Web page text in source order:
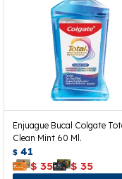
Enjuague Bucal Colgate
Clean Mint 60 Ml.
$ 41
$ 35 $ 35